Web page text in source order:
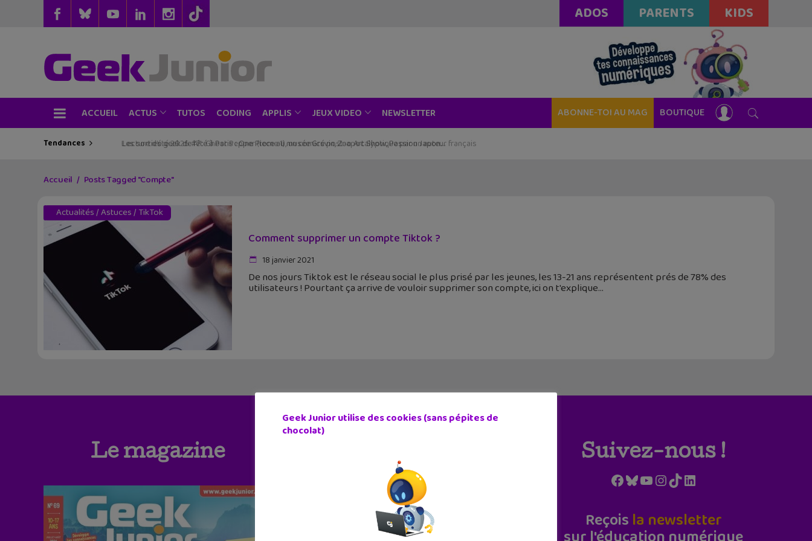
ADOS PARENTS KIDS
ACCUEIL ACTUS TUTOS CODING APPLIS JEUX VIDEO NEWSLETTER ABONNE-TOI AU MAG BOUTIQUE
Tendances Les sorties geek de l’été à Paris : One Piece au musée Grévin, Zoo Art Show, Passion Japon…
Accueil Posts Tagged "Compte"
Actualités/Astuces/ TikTok
Comment supprimer un compte Tiktok ?
18 janvier 2021
De nos jours Tiktok est le réseau social le plus prisé par les jeunes, les 13-21 ans représentent prés de 78% des
utilisateurs ! Pourtant ça arrive de vouloir supprimer son compte, ici on t'explique
Le magazine Suivez-nous !
Facebook
Bluesky
YouTube
Instagram
TikTokLinkedIn
Reçois la newsletter
Geek Junior utilise des cookies (sans pépites de
chocolat)